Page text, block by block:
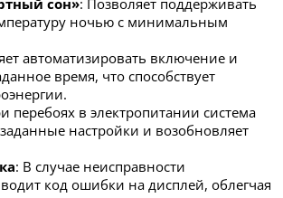
сон»: Позволяет поддерживать
ночью с минимальным
автоматизировать включение и
время, что способствует
перебоях в электропитании система
настройки и возобновляет
: В случае неисправности
код ошибки на дисплей, облегчая